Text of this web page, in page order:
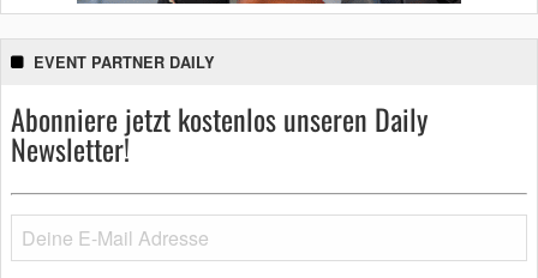
EVENT PARTNER DAILY
Abonniere jetzt kostenlos unseren Daily
Newsletter!